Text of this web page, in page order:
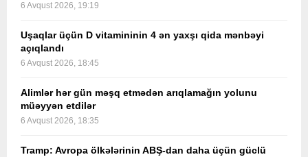
6 Avqust 2026, 19:19
Uşaqlar üçün D vitamininin 4 ən yaxşı qida mənbəyi
açıqlandı
6 Avqust 2026, 18:45
Alimlər hər gün məşq etmədən arıqlamağın yolunu
müəyyən etdilər
6 Avqust 2026, 18:35
Tramp: Avropa ölkələrinin ABŞ-dan daha üçün güclü